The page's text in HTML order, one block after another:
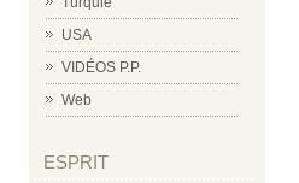
USA
VIDÉOS P.P.
Web
ESPRIT